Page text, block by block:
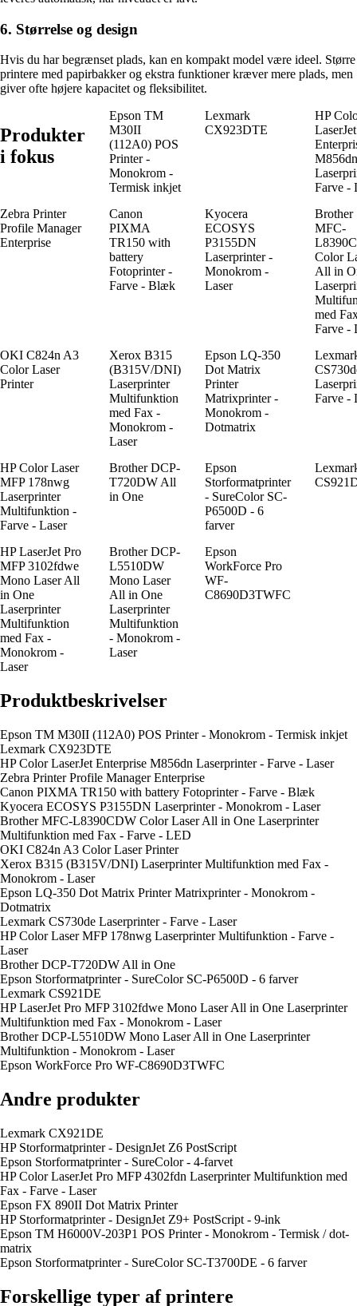
6. Størrelse og design
Hvis du har begrænset plads, kan en kompakt model være ideel. Større
printere med papirbakker og ekstra funktioner kræver mere plads, men
giver ofte højere kapacitet og fleksibilitet.
Produkter
i fokus
Epson TM
M30II
(112A0) POS
Printer -
Monokrom -
Termisk inkjet
Lexmark
CX923DTE
HP
LaserJet
M856dn
Farve -
Zebra Printer
Profile Manager
Enterprise
Canon
PIXMA
TR150 with
battery
Fotoprinter -
Farve - Blæk
Kyocera
ECOSYS
P3155DN
Laserprinter -
Monokrom -
Laser
Brother
MFC-
Color
All in
med
Farve -
OKI C824n A3
Color Laser
Printer
Xerox B315
(B315V/DNI)
Laserprinter
Multifunktion
med Fax -
Monokrom -
Laser
Epson LQ-350
Dot Matrix
Printer
Matrixprinter -
Monokrom -
Dotmatrix
Farve -
HP Color Laser
MFP 178nwg
Laserprinter
Multifunktion -
Farve - Laser
Brother DCP-
T720DW All
in One
Epson
Storformatprinter
- SureColor SC-
P6500D - 6
farver
HP LaserJet Pro
MFP 3102fdwe
Mono Laser All
in One
Laserprinter
Multifunktion
med Fax -
Monokrom -
Laser
Brother DCP-
L5510DW
Mono Laser
All in One
Laserprinter
Multifunktion
- Monokrom -
Laser
Epson
WorkForce Pro
WF-
C8690D3TWFC
Produktbeskrivelser
Epson TM M30II (112A0) POS Printer - Monokrom - Termisk inkjet
Lexmark CX923DTE
HP Color LaserJet Enterprise M856dn Laserprinter - Farve - Laser
Zebra Printer Profile Manager Enterprise
Canon PIXMA TR150 with battery Fotoprinter - Farve - Blæk
Kyocera ECOSYS P3155DN Laserprinter - Monokrom - Laser
Brother MFC-L8390CDW Color Laser All in One Laserprinter
Multifunktion med Fax - Farve - LED
OKI C824n A3 Color Laser Printer
Xerox B315 (B315V/DNI) Laserprinter Multifunktion med Fax -
Monokrom - Laser
Epson LQ-350 Dot Matrix Printer Matrixprinter - Monokrom -
Dotmatrix
Lexmark CS730de Laserprinter - Farve - Laser
HP Color Laser MFP 178nwg Laserprinter Multifunktion - Farve -
Laser
Brother DCP-T720DW All in One
Epson Storformatprinter - SureColor SC-P6500D - 6 farver
Lexmark CS921DE
HP LaserJet Pro MFP 3102fdwe Mono Laser All in One Laserprinter
Multifunktion med Fax - Monokrom - Laser
Brother DCP-L5510DW Mono Laser All in One Laserprinter
Multifunktion - Monokrom - Laser
Epson WorkForce Pro WF-C8690D3TWFC
Andre produkter
Lexmark CX921DE
HP Storformatprinter - DesignJet Z6 PostScript
Epson Storformatprinter - SureColor - 4-farvet
HP Color LaserJet Pro MFP 4302fdn Laserprinter Multifunktion med
Fax - Farve - Laser
Epson FX 890II Dot Matrix Printer
HP Storformatprinter - DesignJet Z9+ PostScript - 9-ink
Epson TM H6000V-203P1 POS Printer - Monokrom - Termisk / dot-
matrix
Epson Storformatprinter - SureColor SC-T3700DE - 6 farver
Forskellige typer af printere